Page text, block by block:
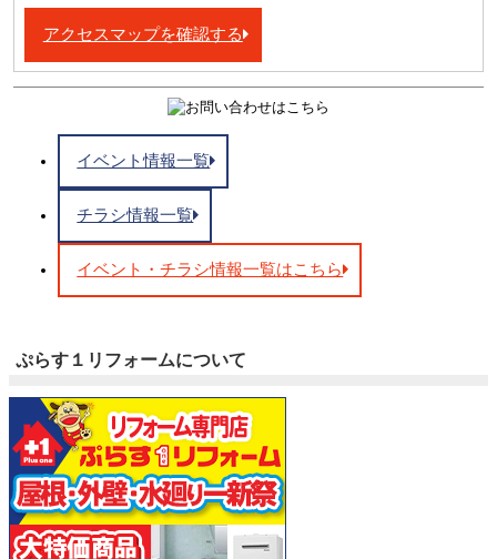
アクセスマップを確認する
イベント情報一覧
チラシ情報一覧
イベント・チラシ情報一覧はこちら
ぷらす１リフォームについて